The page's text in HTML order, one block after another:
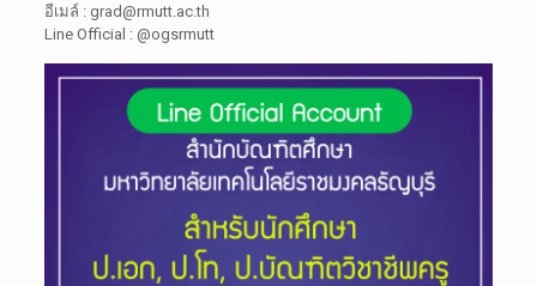
อีเมล์ : grad@rmutt.ac.th
Line Official : @ogsrmutt